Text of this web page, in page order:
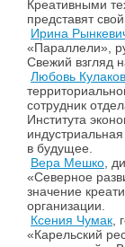
Креативными
представят
Ирина
«Параллели»,
Свежий взгляд
Любовь
сотрудник
Института
в будущее.
Вера Мешко,
«Северное
значение
организации.
Ксения Чумак,
«Карельский